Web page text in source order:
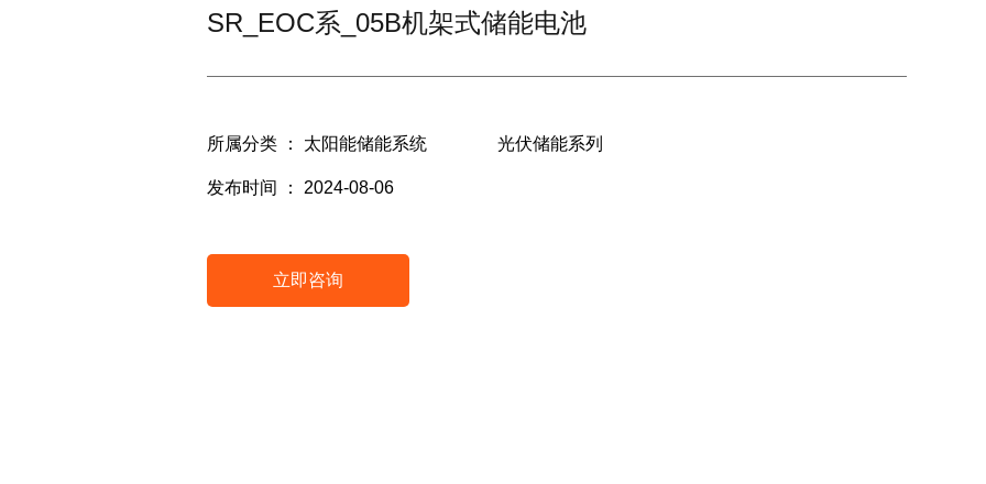
SR_EOC系_05B机架式储能电池
所属分类 ： 太阳能储能系统 光伏储能系列
发布时间 ： 2024-08-06
立即咨询